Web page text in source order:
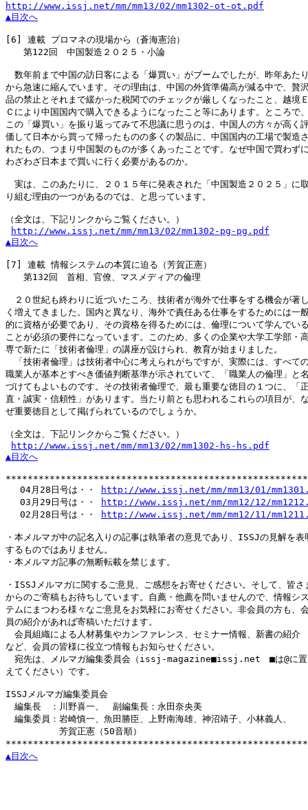
http://www.issj.net/mm/mm13/02/mm1302-ot-ot.pdf
▲目次へ
[6]
連載 プロマネの現場から（蒼海憲治）
第122回　中国製造２０２５・小論
数年前まで中国の訪日客による「爆買い」がブームでしたが、昨年あた
から急速に縮んでいます。その理由は、中国の外貨準備高が減る中で、贅
品の禁止とそれまで緩かった税関でのチェックが厳しくなったこと、越境
Ｃにより中国国内で購入できるようになったこと等にあります。ところで
この「爆買い」を振り返ってみて不思議に思うのは、中国人の方々が高く
価して日本から買って帰ったものの多くの製品に、中国国内の工場で製造
れたもの、つまり中国製のものが多くあったことです。なぜ中国で買わず
わざわざ日本まで買いに行く必要があるのか。
実は、このあたりに、２０１５年に発表された「中国製造２０２５」に
り組む理由の一つがあるのでは、と思っています。
（全文は、下記リンクからご覧ください。）
http://www.issj.net/mm/mm13/02/mm1302-pg-pg.pdf
▲目次へ
[7]
連載 情報システムの本質に迫る（芳賀正憲）
第132回　首相、官僚、マスメディアの倫理
２０世紀も終わりに近づいたころ、技術者が海外で仕事をする機会が著
く増えてきました。国内と異なり、海外で責任ある仕事をするためには一
的に資格が必要であり、その資格を得るためには、倫理について学んでい
ことが必須の要件になっています。このため、多くの企業や大学工学部・
専で新たに「技術者倫理」の講座が設けられ、教育が始まりました。
「技術者倫理」は技術者中心に考えられがちですが、実際には、すべて
職業人が基本とすべき価値判断基準が示されていて、「職業人の倫理」と
づけてもよいものです。その技術者倫理で、最も重要な徳目の１つに、「
直・誠実・信頼性」があります。当たり前とも思われるこれらの項目が、
ぜ重要徳目として掲げられているのでしょうか。
（全文は、下記リンクからご覧ください。）
http://www.issj.net/mm/mm13/02/mm1302-hs-hs.pdf
▲目次へ
04月28日号は・・
http://www.issj.net/mm/mm13/01/
03月29日号は・・
http://www.issj.net/mm/mm12/12/
02月28日号は・・
http://www.issj.net/mm/mm12/11/
・本メルマガ中の記名入りの記事は執筆者の意見であり、ISSJの見解を表
するものではありません。
・本メルマガ記事の無断転載を禁じます。
・ISSJメルマガに関するご意見、ご感想をお寄せください。そして、皆さ
からのご寄稿もお待ちしています。自薦・他薦を問いませんので、情報シ
テムにまつわる様々なご意見をお気軽にお寄せください。非会員の方も、
員の紹介があれば寄稿いただけます。
会員組織による人材募集やカンファレンス、セミナー情報、新書の紹介
など、会員の皆様に役立つ情報もお知らせください。
宛先は、メルマガ編集委員会（issj-magazine■issj.net　■は@に置
えてください）です。
ISSJメルマガ編集委員会
編集長　：川野喜一、　副編集長：永田奈央美
編集委員：岩崎慎一、魚田勝臣、上野南海雄、神沼靖子、小林義人、
芳賀正憲（50音順）
▲目次へ